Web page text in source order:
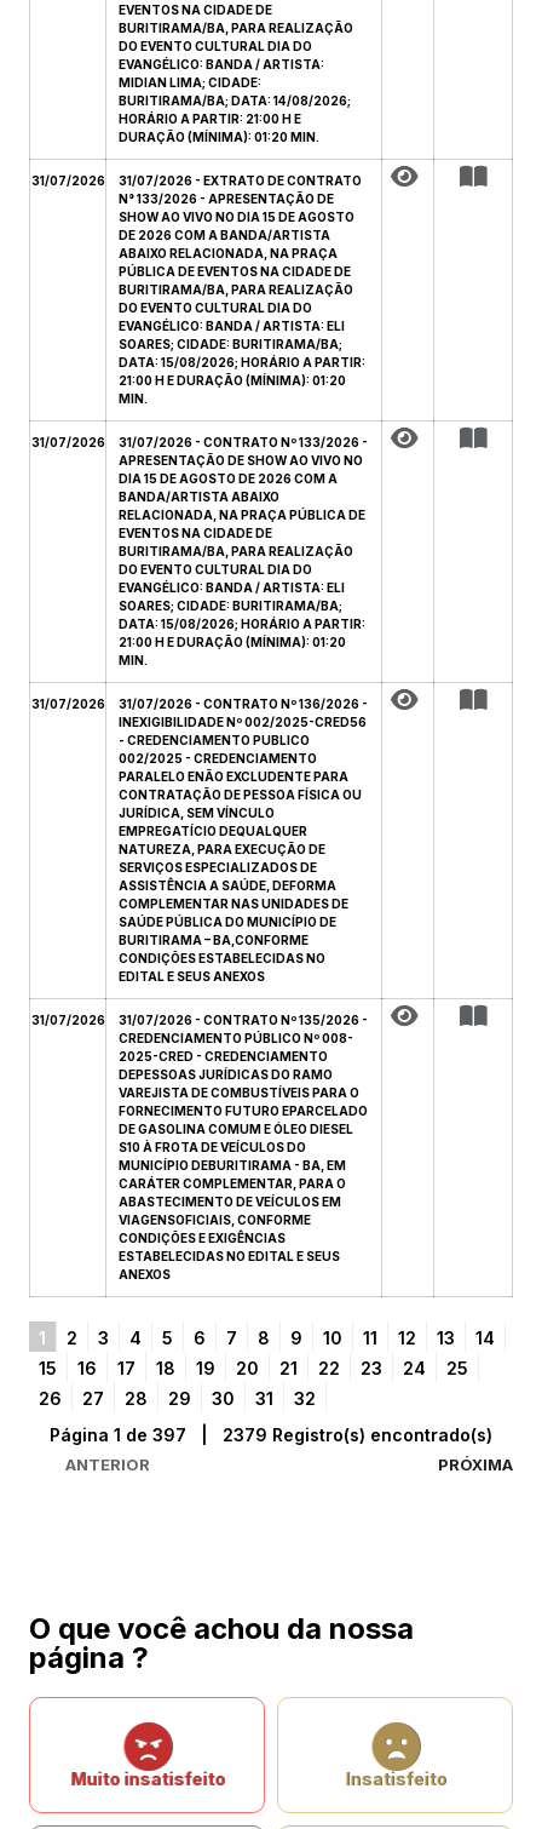
EVENTOS NA CIDADE DE
BURITIRAMA/BA, PARA REALIZAÇÃO
DO EVENTO CULTURAL DIA DO
EVANGÉLICO: BANDA / ARTISTA:
MIDIAN LIMA; CIDADE:
BURITIRAMA/BA; DATA: 14/08/2026;
HORÁRIO A PARTIR: 21:00 H E
DURAÇÃO (MÍNIMA): 01:20 MIN.
31/07/2026
31/07/2026 - EXTRATO DE CONTRATO
N° 133/2026 - APRESENTAÇÃO DE
SHOW AO VIVO NO DIA 15 DE AGOSTO
DE 2026 COM A BANDA/ARTISTA
ABAIXO RELACIONADA, NA PRAÇA
PÚBLICA DE EVENTOS NA CIDADE DE
BURITIRAMA/BA, PARA REALIZAÇÃO
DO EVENTO CULTURAL DIA DO
EVANGÉLICO: BANDA / ARTISTA: ELI
SOARES; CIDADE: BURITIRAMA/BA;
DATA: 15/08/2026; HORÁRIO A PARTIR:
21:00 H E DURAÇÃO (MÍNIMA): 01:20
MIN.
31/07/2026
31/07/2026 - CONTRATO Nº 133/2026 -
APRESENTAÇÃO DE SHOW AO VIVO NO
DIA 15 DE AGOSTO DE 2026 COM A
BANDA/ARTISTA ABAIXO
RELACIONADA, NA PRAÇA PÚBLICA DE
EVENTOS NA CIDADE DE
BURITIRAMA/BA, PARA REALIZAÇÃO
DO EVENTO CULTURAL DIA DO
EVANGÉLICO: BANDA / ARTISTA: ELI
SOARES; CIDADE: BURITIRAMA/BA;
DATA: 15/08/2026; HORÁRIO A PARTIR:
21:00 H E DURAÇÃO (MÍNIMA): 01:20
MIN.
31/07/2026
31/07/2026 - CONTRATO Nº 136/2026 -
INEXIGIBILIDADE Nº 002/2025-CRED56
- CREDENCIAMENTO PUBLICO
002/2025 - CREDENCIAMENTO
PARALELO ENÃO EXCLUDENTE PARA
CONTRATAÇÃO DE PESSOA FÍSICA OU
JURÍDICA, SEM VÍNCULO
EMPREGATÍCIO DEQUALQUER
NATUREZA, PARA EXECUÇÃO DE
SERVIÇOS ESPECIALIZADOS DE
ASSISTÊNCIA A SAÚDE, DEFORMA
COMPLEMENTAR NAS UNIDADES DE
SAÚDE PÚBLICA DO MUNICÍPIO DE
BURITIRAMA – BA,CONFORME
CONDIÇÕES ESTABELECIDAS NO
EDITAL E SEUS ANEXOS
31/07/2026
31/07/2026 - CONTRATO Nº 135/2026 -
CREDENCIAMENTO PÚBLICO Nº 008-
2025-CRED - CREDENCIAMENTO
DEPESSOAS JURÍDICAS DO RAMO
VAREJISTA DE COMBUSTÍVEIS PARA O
FORNECIMENTO FUTURO EPARCELADO
DE GASOLINA COMUM E ÓLEO DIESEL
S10 À FROTA DE VEÍCULOS DO
MUNICÍPIO DEBURITIRAMA - BA, EM
CARÁTER COMPLEMENTAR, PARA O
ABASTECIMENTO DE VEÍCULOS EM
VIAGENSOFICIAIS, CONFORME
CONDIÇÕES E EXIGÊNCIAS
ESTABELECIDAS NO EDITAL E SEUS
ANEXOS
1 2 3 4 5 6 7 8 9 10 11 12 13
14
15
16 17 18 19 20 21 22 23 24
25
26
27 28 29 30 31 32
ANTERIOR
Página 1 de 397 | 2379 Registro(s) encontrado(s)
PRÓXIMA
O que você achou da nossa
página ?
Muito insatisfeito Insatisfeito